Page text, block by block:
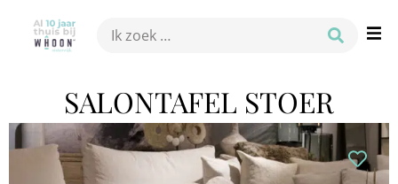
SALONTAFEL STOER